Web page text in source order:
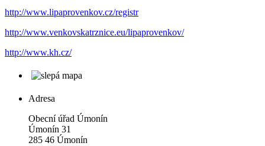
http://www.lipaprovenkov.cz/registr
http://www.venkovskatrznice.eu/lipaprovenkov/
http://www.kh.cz/
Adresa
Obecní úřad Úmonín
Úmonín 31
285 46 Úmonín